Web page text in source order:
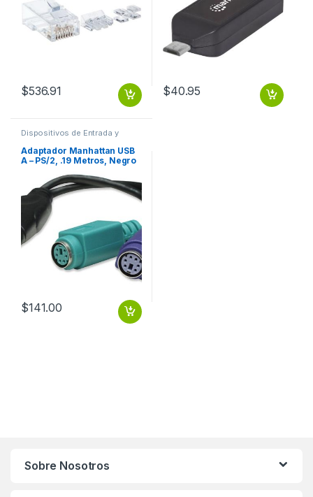
$536.91 $40.95
Dispositivos de Entrada y
Adaptador Manhattan USB
A – PS/2, .19 Metros, Negro
TECLADO Y MOUSE
$141.00
Sobre Nosotros